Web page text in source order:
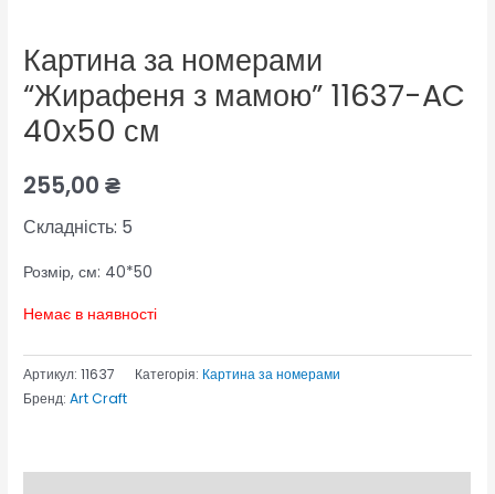
Картина за номерами
“Жирафеня з мамою” 11637-AC
40х50 см
255,00₴
Складність: 5
Розмір, см: 40*50
Немає в наявності
Артикул:11637 Категорія: Картина за номерами
Бренд:Art Craft